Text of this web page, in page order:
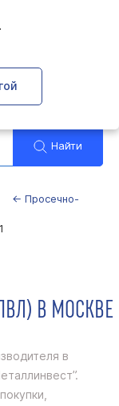
Найти
← Просечно-
В МОСКВЕ
в